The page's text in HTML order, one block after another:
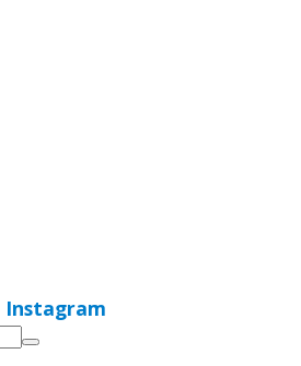
Instagram